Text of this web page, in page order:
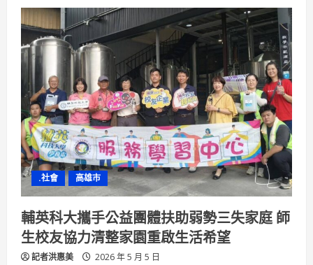
北
市
里
北
堤
沙
灘
4
隻
擱
淺
小
虎
鯨
海
保
署
MARN
團
隊
搶
救
進
度
報
.社會 高雄市
輔英科大攜手公益團體扶助弱勢三失家庭 師
生校友協力清整家園重啟生活希望
記者洪惠美 2026 年 5 月 5 日